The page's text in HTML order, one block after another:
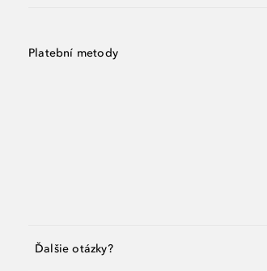
Platební metody
Ďalšie otázky?